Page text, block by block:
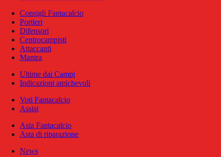
Consigli Fantacalcio
Portieri
Difensori
Centrocampisti
Attaccanti
Mantra
Ultime dai Campi
Indicazioni amichevoli
Voti Fantacalcio
Assist
Asta Fantacalcio
Asta di riparazione
News